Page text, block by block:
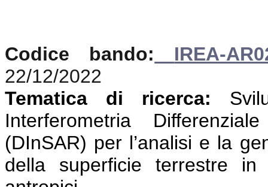
Codice bando:
IREA-
22/12/2022
Tematica di ricerca:
Interferometria
(DInSAR) per l’analisi e la
della superficie terrestre